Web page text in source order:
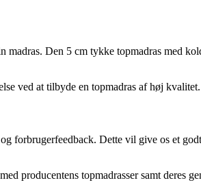
madras. Den 5 cm tykke topmadras med
ved at tilbyde en topmadras af høj kvalitet.
forbrugerfeedback. Dette vil give os et
producentens topmadrasser samt deres